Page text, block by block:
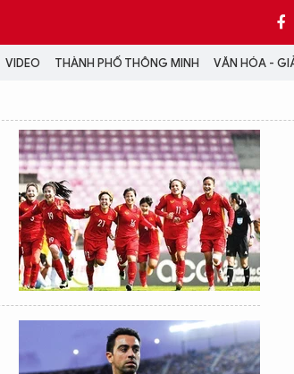
VIDEO THÀNH PHỐ THÔNG MINH VĂN HÓA -
VIDEO
PODCAST
ẢNH
LONGFORM
INFOGRAPHIC
LỊCH VẠN SỰ